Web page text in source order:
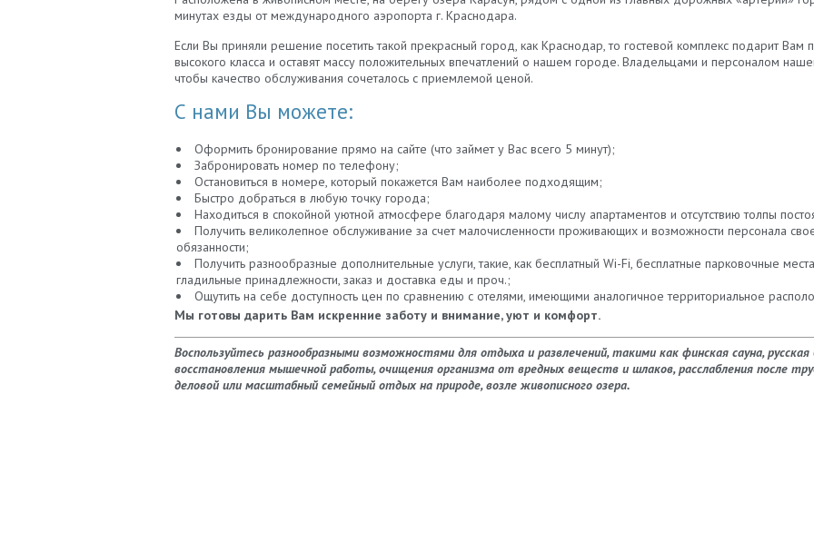
минутах езды от международного аэропорта г. Краснодара.
Если Вы приняли решение посетить такой прекрасный город, как Краснодар, то гостевой комплекс подарит
высокого класса и оставят массу положительных впечатлений о нашем городе. Владельцами и персоналом
чтобы качество обслуживания сочеталось с приемлемой ценой.
С нами Вы можете:
Оформить бронирование прямо на сайте (что займет у Вас всего 5 минут);
Забронировать номер по телефону;
Остановиться в номере, который покажется Вам наиболее подходящим;
Быстро добраться в любую точку города;
Находиться в спокойной уютной атмосфере благодаря малому числу апартаментов и отсутствию толпы
Получить великолепное обслуживание за счет малочисленности проживающих и возможности персонала
обязанности;
Получить разнообразные дополнительные услуги, такие, как бесплатный Wi-Fi, бесплатные парковочные места
гладильные принадлежности, заказ и доставка еды и проч.;
Ощутить на себе доступность цен по сравнению с отелями, имеющими аналогичное территориальное
Мы готовы дарить Вам искренние заботу и внимание, уют и комфорт.
Воспользуйтесь разнообразными возможностями для отдыха и развлечений, такими как финская сауна,
восстановления мышечной работы, очищения организма от вредных веществ и шлаков, расслабления после
деловой или масштабный семейный отдых на природе, возле живописного озера.